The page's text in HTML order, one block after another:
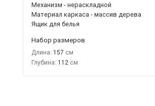
Механизм - нераскладной
Материал каркаса - массив дерева
Ящик для белья
Набор размеров
Длина: 157
Глубина: 112